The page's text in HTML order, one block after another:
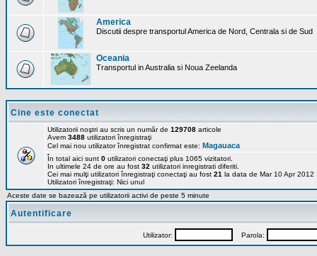
America
Discutii despre transportul America de Nord, Centrala si de Sud
Oceania
Transportul in Australia si Noua Zeelanda
Cine este conectat
Utilizatorii noştri au scris un număr de 129708 articole
Avem 3488 utilizatori înregistraţi
Cel mai nou utilizator înregistrat confirmat este: Magauaca
În total aici sunt 0 utilizatori conectaţi plus 1065 vizitatori.
In ultimele 24 de ore au fost 32 utilizatori inregistrati diferiti.
Cei mai mulţi utilizatori înregistraţi conectaţi au fost 21 la data de Mar 10 Apr 2012
Utilizatori înregistraţi: Nici unul
Aceste date se bazează pe utilizatorii activi de peste 5 minute
Autentificare
Utilizator: Parola: